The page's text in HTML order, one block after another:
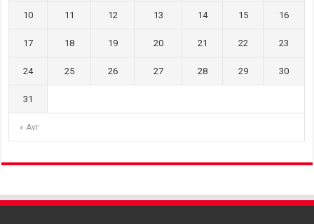
« Avr
10 11 12 13 14 15 16
17 18 19 20 21 22 23
24 25 26 27 28 29 30
31